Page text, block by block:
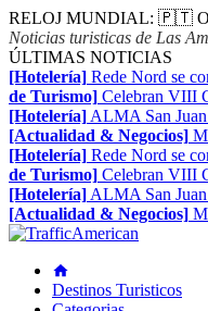
RELOJ MUNDIAL: 🇵🇹
Noticias turisticas de Las
ÚLTIMAS NOTICIAS
[Hotelería] Rede Nord se
de Turismo] Celebran VIII
[Hotelería] ALMA San
[Actualidad & Negocios]
[Hotelería] Rede Nord se
de Turismo] Celebran VIII
[Hotelería] ALMA San
[Actualidad & Negocios]
Destinos Turisticos